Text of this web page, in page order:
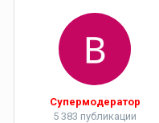
Супермодератор
5 383 публикации